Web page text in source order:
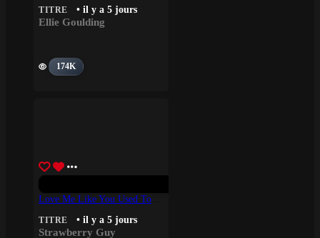
TITRE • il y a 5 jours
Ellie Goulding
174K
TITRE • il y a 5 jours
Strawberry Guy